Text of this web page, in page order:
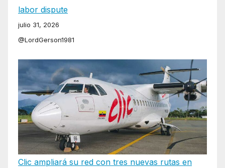
labor dispute
julio 31, 2026
@LordGerson1981
Clic ampliará su red con tres nuevas rutas en